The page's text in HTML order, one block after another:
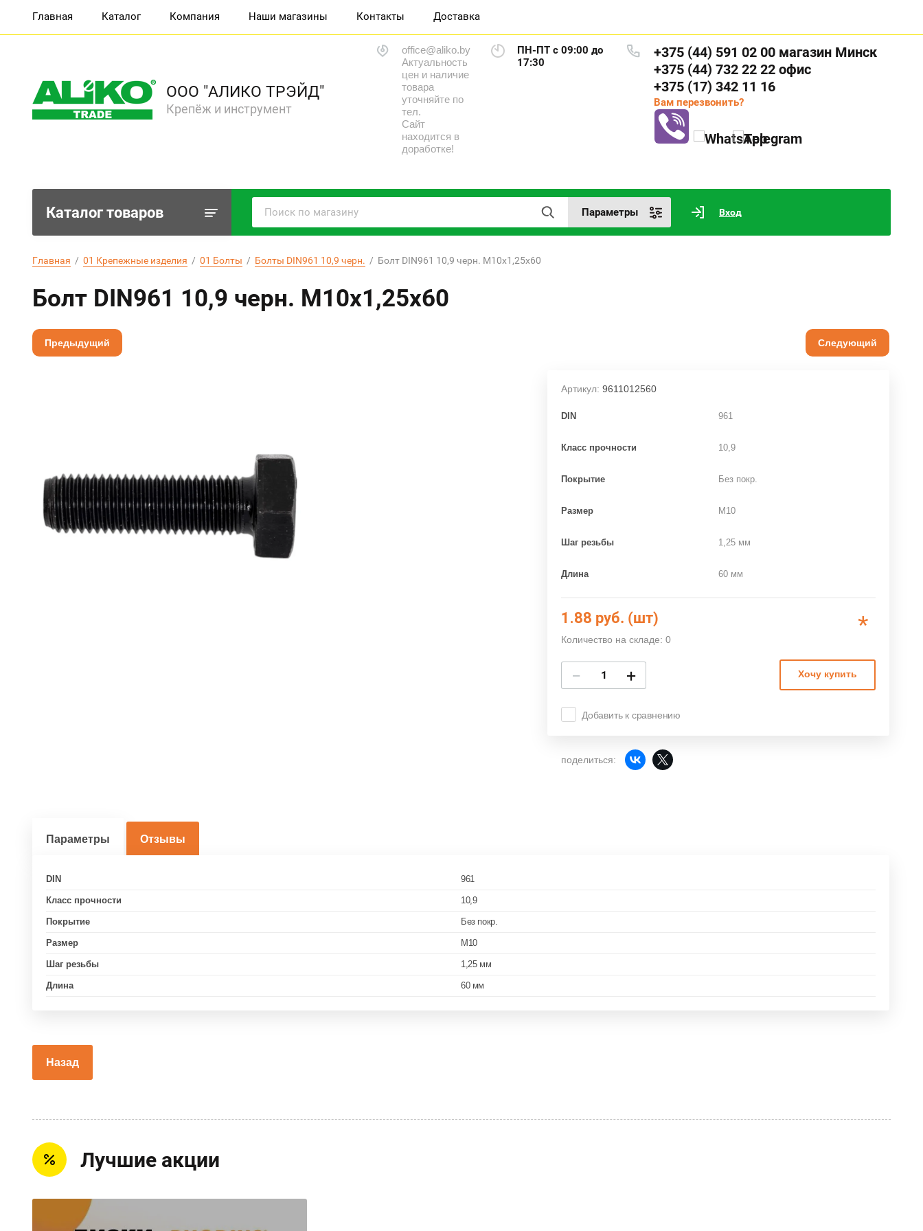
Главная Каталог Компания Наши магазины Контакты Доставка
ООО "АЛИКО ТРЭЙД"
Крепёж и инструмент
office@aliko.by
Актуальность
цен и наличие
товара
уточняйте по
тел.
Сайт
находится в
доработке!
ПН-ПТ с 09:00 до
17:30
+375 (44) 591 02 00 магазин Минск
+375 (44) 732 22 22 офис
+375 (17) 342 11 16
Вам перезвонить?
Каталог товаров Параметры Вход
Главная
  /
01 Крепежные изделия
  /
01 Болты
  /
Болты DIN961 10,9 черн.
  /  Болт DIN961 10,9 черн. М10х1,25х60
Болт DIN961 10,9 черн. М10х1,25х60
Предыдущий Следующий
Артикул: 9611012560
DIN 961
Класс прочности 10,9
Покрытие Без покр.
Размер M10
Шаг резьбы 1,25 мм
Длина 60 мм
1.88 руб. (шт)
Количество на складе: 0 *
− + Хочу купить
Добавить к сравнению
поделиться:
Параметры Отзывы
DIN 961
Класс прочности 10,9
Покрытие Без покр.
Размер M10
Шаг резьбы 1,25 мм
Длина 60 мм
Назад
Лучшие акции